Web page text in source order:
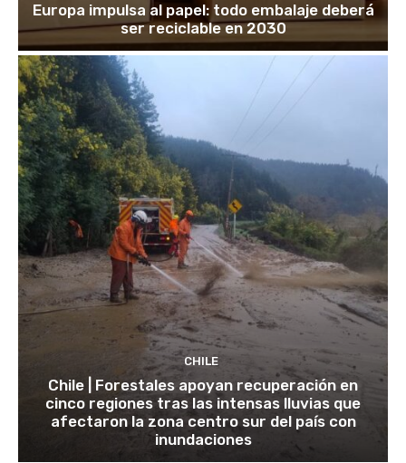
Europa impulsa al papel: todo embalaje deberá
ser reciclable en 2030
CHILE
Chile | Forestales apoyan recuperación en
cinco regiones tras las intensas lluvias que
afectaron la zona centro sur del país con
inundaciones